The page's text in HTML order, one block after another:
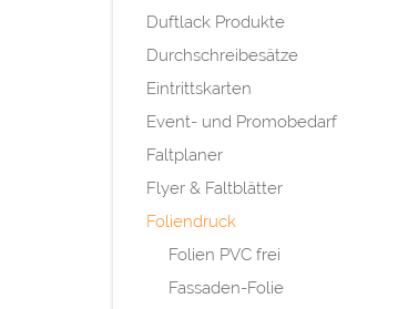
Duftlack Produkte
Durchschreibesätze
Eintrittskarten
Event- und Promobedarf
Faltplaner
Flyer & Faltblätter
Foliendruck
Folien PVC frei
Fassaden-Folie